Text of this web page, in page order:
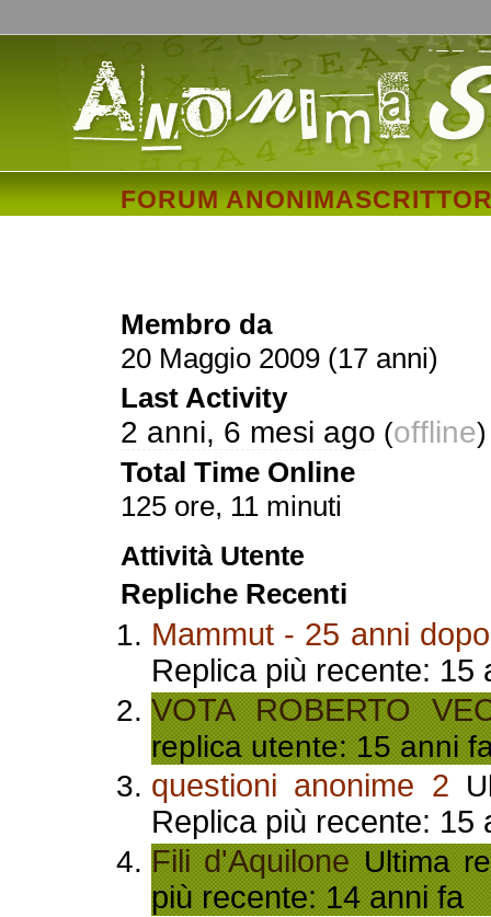
FORUM
Membro da
20 Maggio 2009 (17 anni)
Last Activity
2 anni, 6 mesi ago (offline)
Total Time Online
125 ore, 11 minuti
Attività Utente
Repliche Recenti
Mammut - 25 anni dopo
Replica più recente: 15
VOTA ROBERTO
replica utente: 15 anni
questioni anonime 2
Replica più recente: 15
Fili d'Aquilone Ultima
più recente: 14 anni fa